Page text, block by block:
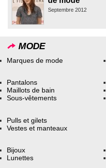
Septembre 2012
MODE
Marques de mode
Pantalons
Maillots de bain
Sous-vêtements
Pulls et gilets
Vestes et manteaux
Bijoux
Lunettes